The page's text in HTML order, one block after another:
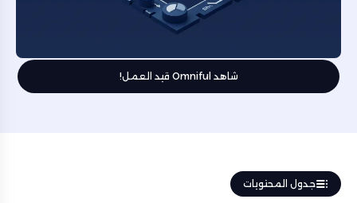
شاهد Omniful قيد العمل!
جدول المحتويات